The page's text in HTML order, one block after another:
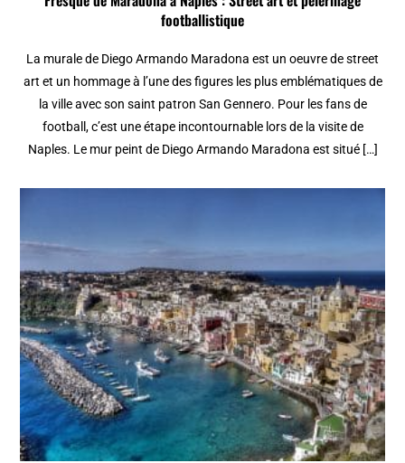
footballistique
La murale de Diego Armando Maradona est un oeuvre de street
art et un hommage à l’une des figures les plus emblématiques de
la ville avec son saint patron San Gennero. Pour les fans de
football, c’est une étape incontournable lors de la visite de
Naples. Le mur peint de Diego Armando Maradona est situé […]